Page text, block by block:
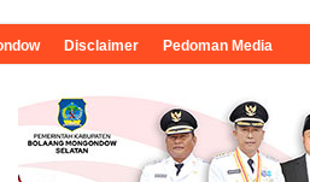
Disclaimer Pedoman Media